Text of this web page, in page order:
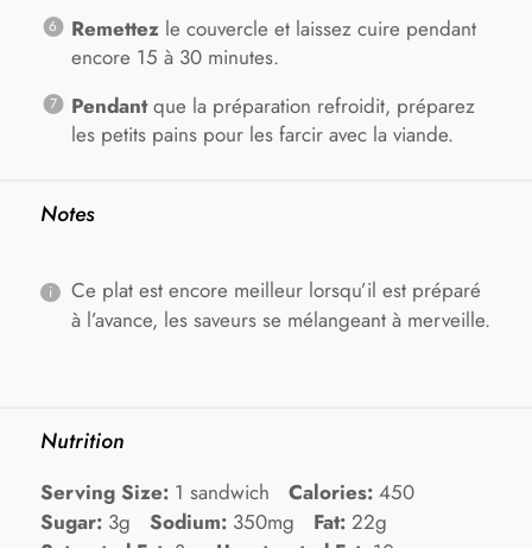
Remettezle couvercle et laissez cuire pendant
encore 15 à 30 minutes.
Pendantque la préparation refroidit, préparez
les petits pains pour les farcir avec la viande.
Notes
Ce plat est encore meilleur lorsqu’il est préparé
à l’avance, les saveurs se mélangeant à merveille.
Nutrition
Serving Size: 1 sandwich Calories: 450
Sugar: 3g Sodium: 350mg Fat: 22g